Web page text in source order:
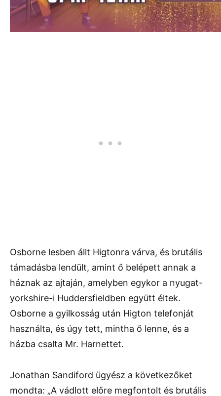
Osborne lesben állt Higtonra várva, és brutális
támadásba lendült, amint ő belépett annak a
háznak az ajtaján, amelyben egykor a nyugat-
yorkshire-i Huddersfieldben együtt éltek.
Osborne a gyilkosság után Higton telefonját
használta, és úgy tett, mintha ő lenne, és a
házba csalta Mr. Harnettet.
Jonathan Sandiford ügyész a következőket
mondta: „A vádlott előre megfontolt és brutális